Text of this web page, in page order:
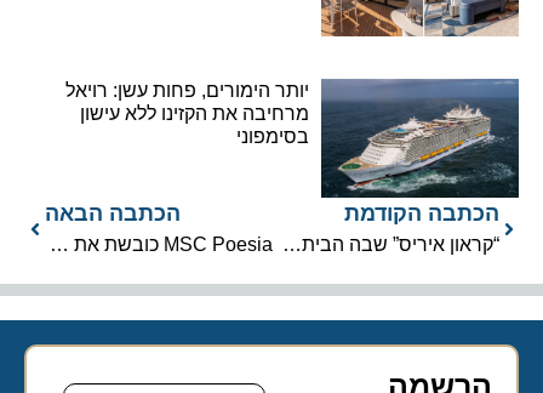
יותר הימורים, פחות עשן: רויאל
מרחיבה את הקזינו ללא עישון
בסימפוני
הכתבה הקודמת
“קראון איריס” שבה הביתה לחיפה לקראת פתיחת עונת ההפלגות
הכתבה הבאה
MSC Poesia כובשת את תעלת פנמה בדרך לעונת בכורה באלסקה
הרשמה